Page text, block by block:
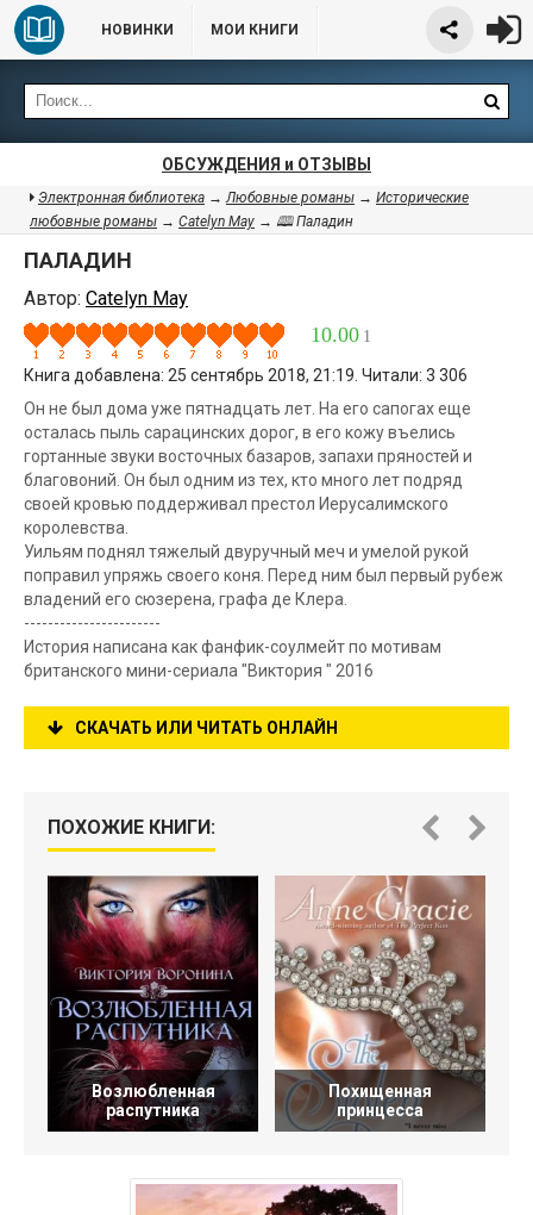
НОВИНКИ МОИ КНИГИ
ОБСУЖДЕНИЯ и ОТЗЫВЫ
Электронная библиотека →Любовные романы → Исторические
любовные романы → Catelyn May → 🕮 Паладин
ПАЛАДИН
Автор: Catelyn May
10.00 1
Книга добавлена: 25 сентябрь 2018, 21:19. Читали: 3 306
Он не был дома уже пятнадцать лет. На его сапогах еще
осталась пыль сарацинских дорог, в его кожу въелись
гортанные звуки восточных базаров, запахи пряностей и
благовоний. Он был одним из тех, кто много лет подряд
своей кровью поддерживал престол Иерусалимского
королевства.
Уильям поднял тяжелый двуручный меч и умелой рукой
поправил упряжь своего коня. Перед ним был первый рубеж
владений его сюзерена, графа де Клера.
-----------------------
История написана как фанфик-соулмейт по мотивам
британского мини-сериала "Виктория " 2016
СКАЧАТЬ ИЛИ ЧИТАТЬ ОНЛАЙН
ПОХОЖИЕ КНИГИ:
Возлюбленная
распутника
Похищенная
принцесса